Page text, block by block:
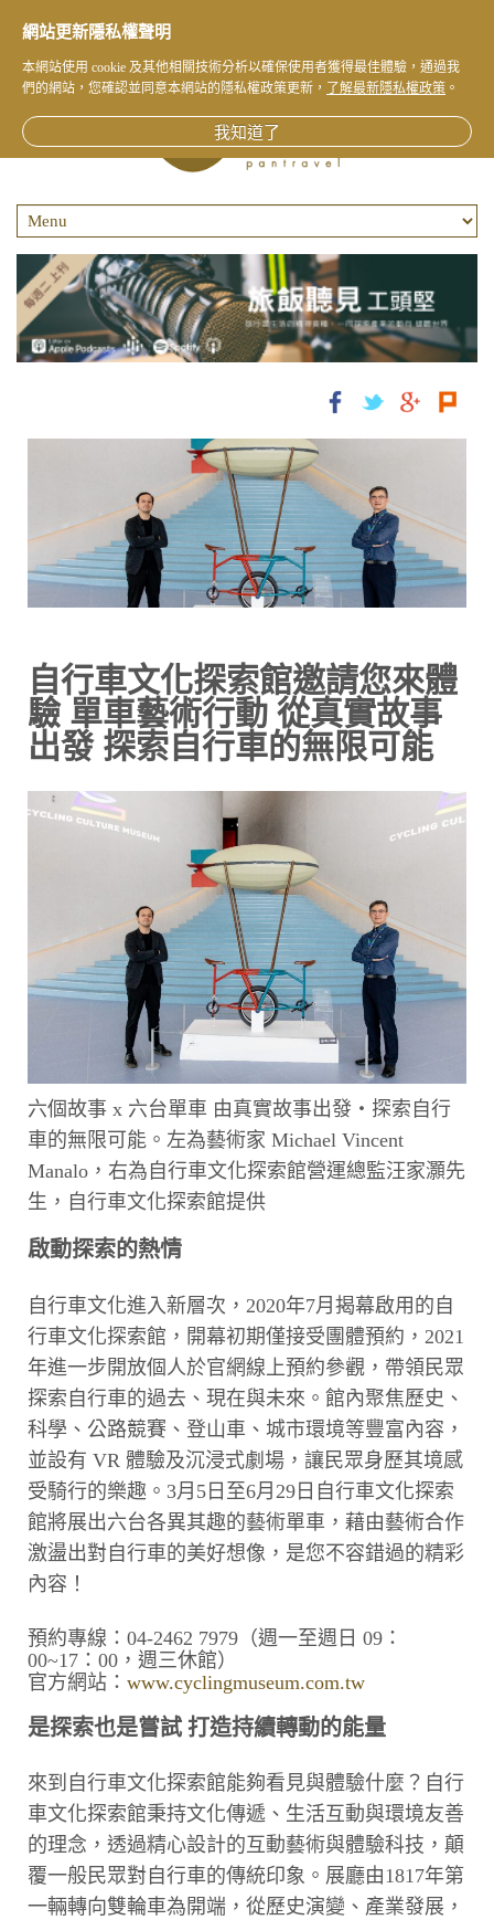
自行車文化探索館邀請您來體
驗 單車藝術行動 從真實故事
出發 探索自行車的無限可能
六個故事 x 六台單車 由真實故事出發・探索自行
車的無限可能。左為藝術家 Michael Vincent
Manalo，右為自行車文化探索館營運總監汪家灝先
生，自行車文化探索館提供
啟動探索的熱情
自行車文化進入新層次，2020年7月揭幕啟用的自
行車文化探索館，開幕初期僅接受團體預約，2021
年進一步開放個人於官網線上預約參觀，帶領民眾
探索自行車的過去、現在與未來。館內聚焦歷史、
科學、公路競賽、登山車、城市環境等豐富內容，
並設有 VR 體驗及沉浸式劇場，讓民眾身歷其境感
受騎行的樂趣。3月5日至6月29日自行車文化探索
館將展出六台各異其趣的藝術單車，藉由藝術合作
激盪出對自行車的美好想像，是您不容錯過的精彩
內容！
預約專線：04-2462 7979（週一至週日 09：
00~17：00，週三休館）
官方網站： www.cyclingmuseum.com.tw
是探索也是嘗試 打造持續轉動的能量
來到自行車文化探索館能夠看見與體驗什麼？自行
車文化探索館秉持文化傳遞、生活互動與環境友善
的理念，透過精心設計的互動藝術與體驗科技，顛
覆一般民眾對自行車的傳統印象。展廳由1817年第
一輛轉向雙輪車為開端，從歷史演變、產業發展，
網站更新隱私權聲明
本網站使用 cookie 及其他相關技術分析以確保使用者獲得最佳體驗，通過我
們的網站，您確認並同意本網站的隱私權政策更新，
了解最新隱私權政策 。
我知道了